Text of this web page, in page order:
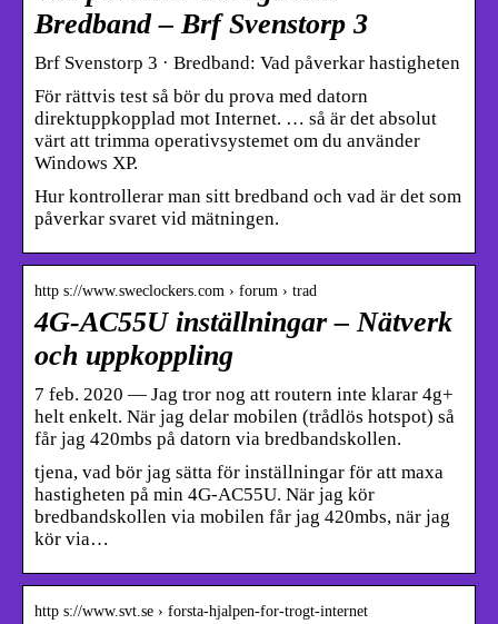
Bredband – Brf Svenstorp 3
Brf Svenstorp 3 · Bredband: Vad påverkar hastigheten
För rättvis test så bör du prova med datorn
direktuppkopplad mot Internet. … så är det absolut
värt att trimma operativsystemet om du använder
Windows XP.
Hur kontrollerar man sitt bredband och vad är det som
påverkar svaret vid mätningen.
http s://www.sweclockers.com › forum › trad
4G-AC55U inställningar – Nätverk
och uppkoppling
7 feb. 2020 — Jag tror nog att routern inte klarar 4g+
helt enkelt. När jag delar mobilen (trådlös hotspot) så
får jag 420mbs på datorn via bredbandskollen.
tjena, vad bör jag sätta för inställningar för att maxa
hastigheten på min 4G-AC55U. När jag kör
bredbandskollen via mobilen får jag 420mbs, när jag
kör via…
http s://www.svt.se › forsta-hjalpen-for-trogt-internet